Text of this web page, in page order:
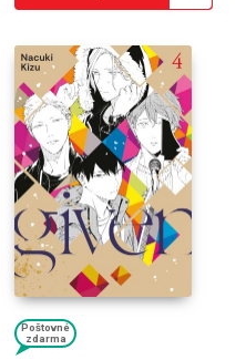
Poštovné
zdarma